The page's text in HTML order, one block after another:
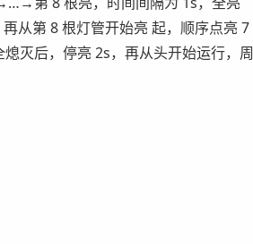
从第 8 根灯管开始亮 起，顺序点亮 7
后，停亮 2s，再从头开始运行，周